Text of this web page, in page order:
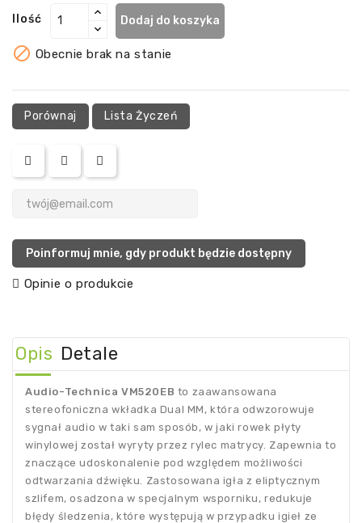
Ilość Dodaj do koszyka
 Obecnie brak na stanie
Porównaj Lista Życzeń
Poinformuj mnie, gdy produkt będzie dostępny
Opinie o produkcie
Opis Detale
Audio-Technica VM520EB to zaawansowana
stereofoniczna wkładka Dual MM, która odwzorowuje
sygnał audio w taki sam sposób, w jaki rowek płyty
winylowej został wyryty przez rylec matrycy. Zapewnia to
znaczące udoskonalenie pod względem możliwości
odtwarzania dźwięku. Zastosowana igła z eliptycznym
szlifem, osadzona w specjalnym wsporniku, redukuje
błędy śledzenia, które występują w przypadku igieł ze